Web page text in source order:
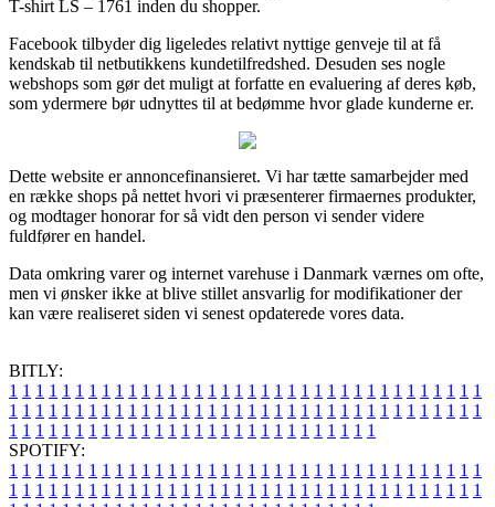
T-shirt LS – 1761 inden du shopper.
Facebook tilbyder dig ligeledes relativt nyttige genveje til at få
kendskab til netbutikkens kundetilfredshed. Desuden ses nogle
webshops som gør det muligt at forfatte en evaluering af deres køb,
som ydermere bør udnyttes til at bedømme hvor glade kunderne er.
Dette website er annoncefinansieret. Vi har tætte samarbejder med
en række shops på nettet hvori vi præsenterer firmaernes produkter,
og modtager honorar for så vidt den person vi sender videre
fuldfører en handel.
Data omkring varer og internet varehuse i Danmark værnes om ofte,
men vi ønsker ikke at blive stillet ansvarlig for modifikationer der
kan være realiseret siden vi senest opdaterede vores data.
BITLY:
1 1 1 1 1 1 1 1 1 1 1 1 1 1 1 1 1 1 1 1 1 1 1 1 1 1 1 1 1 1 1 1 1 1 1 1
1 1 1 1 1 1 1 1 1 1 1 1 1 1 1 1 1 1 1 1 1 1 1 1 1 1 1 1 1 1 1 1 1 1 1 1
1 1 1 1 1 1 1 1 1 1 1 1 1 1 1 1 1 1 1 1 1 1 1 1 1 1 1 1
SPOTIFY:
1 1 1 1 1 1 1 1 1 1 1 1 1 1 1 1 1 1 1 1 1 1 1 1 1 1 1 1 1 1 1 1 1 1 1 1
1 1 1 1 1 1 1 1 1 1 1 1 1 1 1 1 1 1 1 1 1 1 1 1 1 1 1 1 1 1 1 1 1 1 1 1